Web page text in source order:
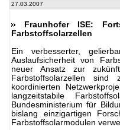
27.03.2007
Fraunhofer ISE:
Farbstoffsolarzellen
Ein verbesserter,
Auslaufsicherheit von
neuer Ansatz zur
Farbstoffsolarzellen
koordinierten
langzeitstabile
Bundesministerium für
bislang einzigartigen
Farbstoffsolarmodulen